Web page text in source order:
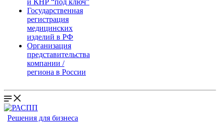
и КНР “под ключ”
Государственная
регистрация
медицинских
изделий в РФ
Организация
представительства
компании /
региона в России
Решения для бизнеса